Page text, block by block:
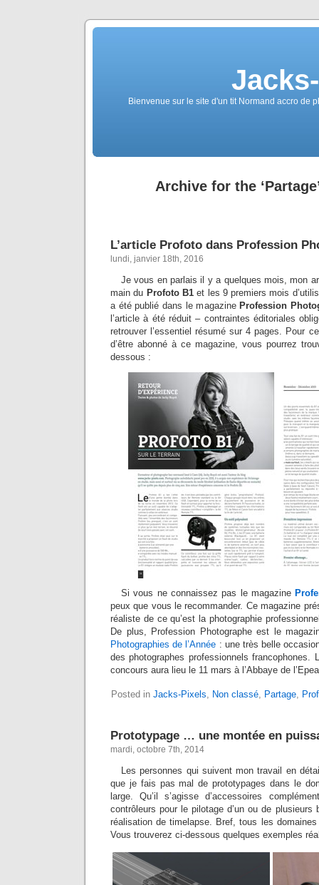
Bienvenue sur le site d'un tit Normand accro de
Archive for the
L’article Profoto dans Profession
lundi, janvier 18th, 2016
Je vous en parlais il y a quelques mois, mon
main du Profoto B1et les 9 premiers mois
a été publié dans le magazine Profession
l’article à été réduit – contraintes éditoriales
retrouver l’essentiel résumé sur 4 pages. Pour
d’être abonné à ce magazine, vous pourrez
dessous :
Si vous ne connaissez pas le magazine
peux que vous le recommander. Ce magazine
réaliste de ce qu’est la photographie
De plus, Profession Photographe est le
Photographies de l’Année : une très belle
des photographes professionnels
concours aura lieu le 11 mars à l’Abbaye de
Posted in Jacks-Pixels, Non classé, Partage,
Prototypage … une montée en
mardi, octobre 7th, 2014
Les personnes qui suivent mon travail en
que je fais pas mal de prototypages dans le
large. Qu’il s’agisse d’accessoires
contrôleurs pour le pilotage d’un ou de
réalisation de timelapse. Bref, tous les
Vous trouverez ci-dessous quelques exemples